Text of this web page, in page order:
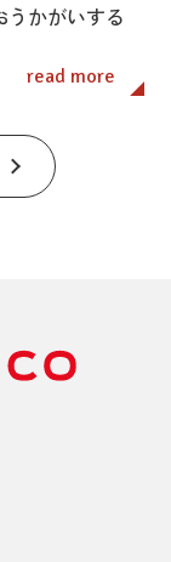
かがいする
read more